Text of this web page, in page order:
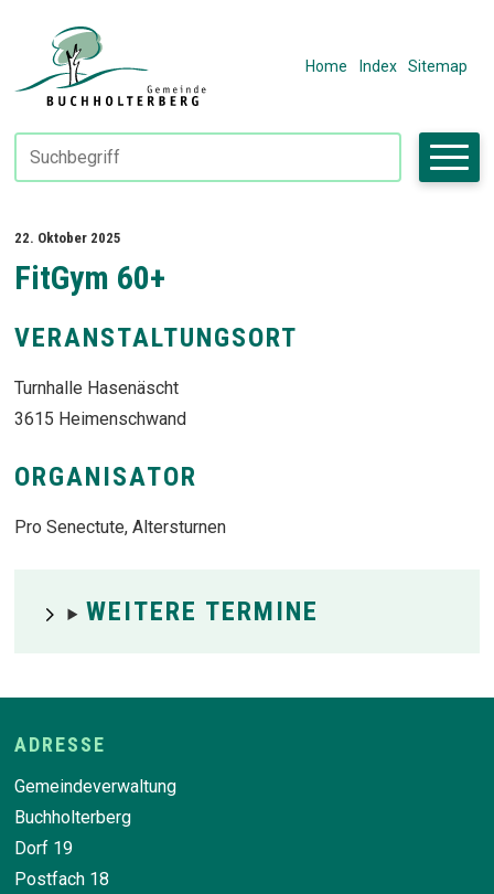
Navigieren in Fiktivhausen
Home Index Sitemap
Suchbegriff
Suche starten
FitGym 60+
22. Oktober 2025
VERANSTALTUNGSORT
Turnhalle Hasenäscht
3615 Heimenschwand
ORGANISATOR
Pro Senectute, Altersturnen
WEITERE TERMINE
Footer
ADRESSE
Gemeindeverwaltung
Buchholterberg
Dorf 19
Postfach 18